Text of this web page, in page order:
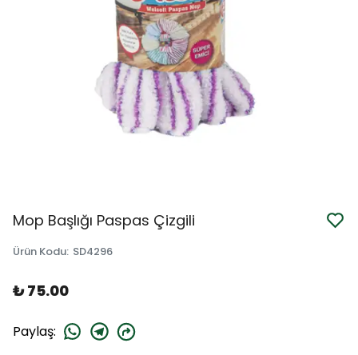
Mop Başlığı Paspas Çizgili
Ürün Kodu: SD4296
₺ 75.00
Paylaş: